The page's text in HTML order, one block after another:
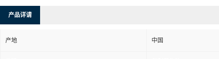
产品详请
产地 中国